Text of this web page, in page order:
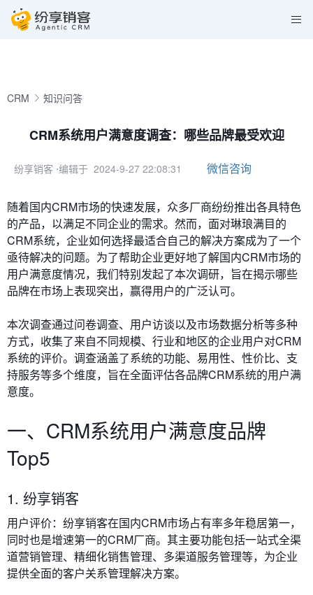
CRM 知识问答
CRM系统用户满意度调查：哪些品牌最受欢迎
纷享销客 ⋅编辑于 2024-9-27 22:08:31 微信咨询
随着国内CRM市场的快速发展，众多厂商纷纷推出各具特色
的产品，以满足不同企业的需求。然而，面对琳琅满目的
CRM系统，企业如何选择最适合自己的解决方案成为了一个
亟待解决的问题。为了帮助企业更好地了解国内CRM市场的
用户满意度情况，我们特别发起了本次调研，旨在揭示哪些
品牌在市场上表现突出，赢得用户的广泛认可。
本次调查通过问卷调查、用户访谈以及市场数据分析等多种
方式，收集了来自不同规模、行业和地区的企业用户对CRM
系统的评价。调查涵盖了系统的功能、易用性、性价比、支
持服务等多个维度，旨在全面评估各品牌CRM系统的用户满
意度。
一、CRM系统用户满意度品牌
Top5
1. 纷享销客
用户评价：纷享销客在国内CRM市场占有率多年稳居第一，
同时也是增速第一的CRM厂商。其主要功能包括一站式全渠
道营销管理、精细化销售管理、多渠道服务管理等，为企业
提供全面的客户关系管理解决方案。